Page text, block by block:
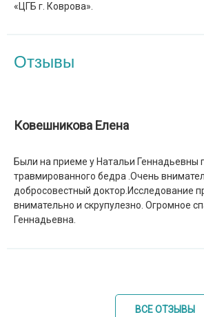
«ЦГБ г. Коврова».
Отзывы
Ковешникова Елена
Были на приеме у Натальи Геннадьевны
травмированного бедра .Очень
добросовестный доктор.Исследование
внимательно и скрупулезно. Огромное
Геннадьевна.
ВСЕ ОТЗЫВЫ